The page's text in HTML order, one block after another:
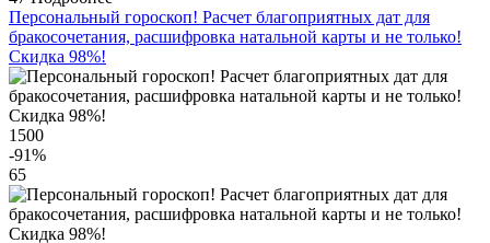
Персональный гороскоп! Расчет благоприятных дат для
бракосочетания, расшифровка натальной карты и не только!
Скидка 98%!
1500
-91%
65